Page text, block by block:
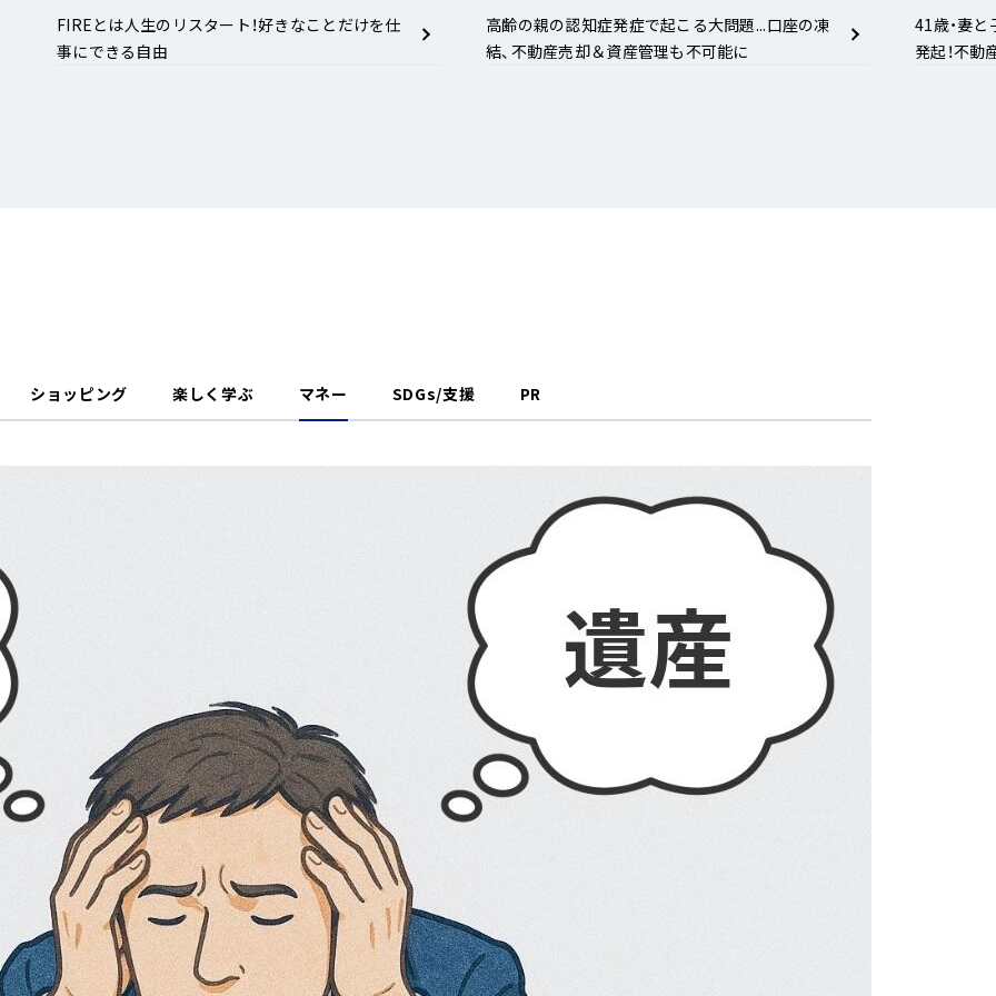
FIREとは人生のリスタート！好きなことだけを仕
事にできる自由
高齢の親の認知症発症で起こる大問題...口座の凍
結、不動産売却＆資産管理も不可能に
41歳・妻
発起！不
ショッピング 楽しく学ぶ マネー SDGs/支援 PR